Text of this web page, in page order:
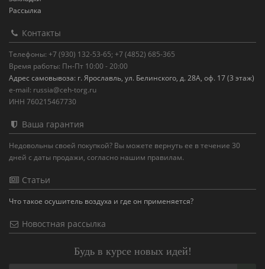
Рассылка
Контакты
Телефоны: +7 (930) 132-53-65; +7 (4852) 685-365
Время работы: Пн-Пт 10:00 - 20:00
Адрес самовывоза: г. Ярославль, ул. Белинского, д. 28А, оф. 17 (3 этаж)
e-mail: russia@ceh-torg.ru
ИНН 760215467730
Ваша гарантия
Недовольны своей покупкой? Вы можете вернуть ее в течение 30
дней с даты продажи, согласно нашим правилам.
Статьи
Что такое осушитель воздуха и где он применяется?
Новостная рассылка
Будь в курсе новых идей!